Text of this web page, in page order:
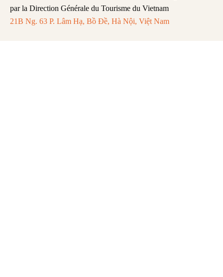
par la Direction Générale du Tourisme du Vietnam
21B Ng. 63 P. Lâm Hạ, Bồ Đề, Hà Nội, Việt Nam